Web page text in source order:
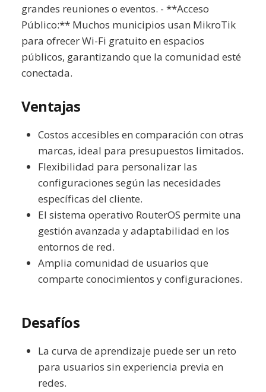
grandes reuniones o eventos. - **Acceso
Público:** Muchos municipios usan MikroTik
para ofrecer Wi-Fi gratuito en espacios
públicos, garantizando que la comunidad esté
conectada.
Ventajas
Costos accesibles en comparación con otras
marcas, ideal para presupuestos limitados.
Flexibilidad para personalizar las
configuraciones según las necesidades
específicas del cliente.
El sistema operativo RouterOS permite una
gestión avanzada y adaptabilidad en los
entornos de red.
Amplia comunidad de usuarios que
comparte conocimientos y configuraciones.
Desafíos
La curva de aprendizaje puede ser un reto
para usuarios sin experiencia previa en
redes.